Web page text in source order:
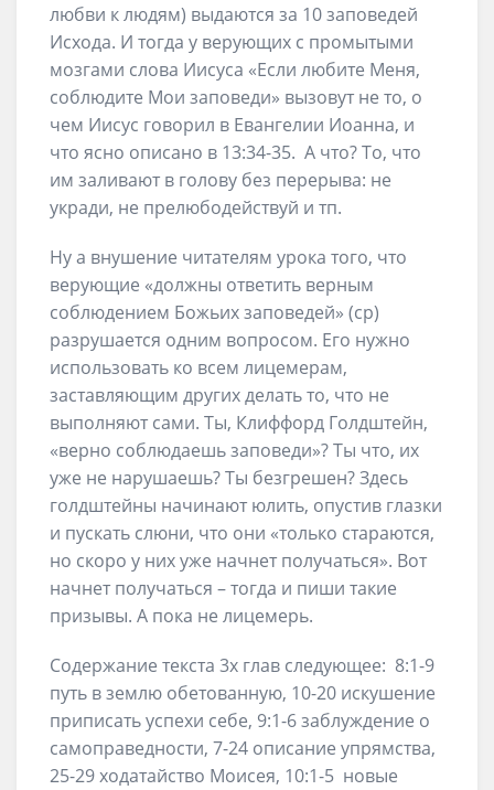
любви к людям) выдаются за 10 заповедей
Исхода. И тогда у верующих с промытыми
мозгами слова Иисуса «Если любите Меня,
соблюдите Мои заповеди» вызовут не то, о
чем Иисус говорил в Евангелии Иоанна, и
что ясно описано в 13:34-35. А что? То, что
им заливают в голову без перерыва: не
укради, не прелюбодействуй и тп.
Ну а внушение читателям урока того, что
верующие «должны ответить верным
соблюдением Божьих заповедей» (ср)
разрушается одним вопросом. Его нужно
использовать ко всем лицемерам,
заставляющим других делать то, что не
выполняют сами. Ты, Клиффорд Голдштейн,
«верно соблюдаешь заповеди»? Ты что, их
уже не нарушаешь? Ты безгрешен? Здесь
голдштейны начинают юлить, опустив глазки
и пускать слюни, что они «только стараются,
но скоро у них уже начнет получаться». Вот
начнет получаться – тогда и пиши такие
призывы. А пока не лицемерь.
Содержание текста 3х глав следующее: 8:1-9
путь в землю обетованную, 10-20 искушение
приписать успехи себе, 9:1-6 заблуждение о
самоправедности, 7-24 описание упрямства,
25-29 ходатайство Моисея, 10:1-5 новые